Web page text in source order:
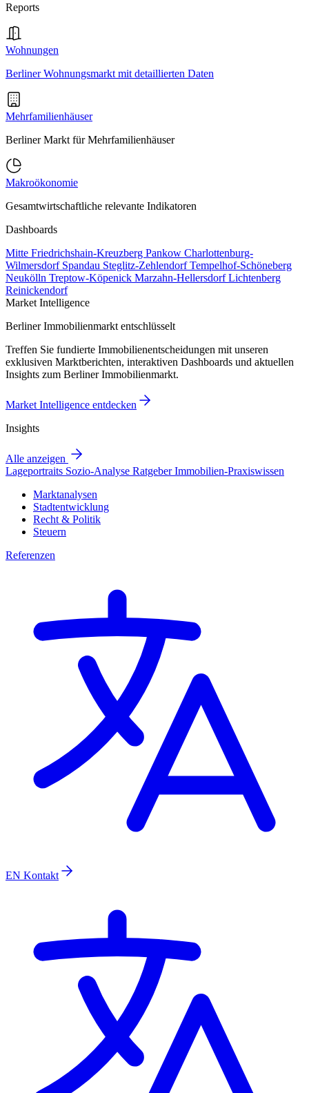
Reports
Wohnungen
Berliner Wohnungsmarkt mit detaillierten Daten
Mehrfamilienhäuser
Berliner Markt für Mehrfamilienhäuser
Makroökonomie
Gesamtwirtschaftliche relevante Indikatoren
Dashboards
Mitte Friedrichshain-Kreuzberg Pankow Charlottenburg-
Wilmersdorf Spandau Steglitz-ZehlendorfTempelhof-Schöneberg
Neukölln Treptow-Köpenick Marzahn-HellersdorfLichtenberg
Reinickendorf
Market Intelligence
Berliner Immobilienmarkt entschlüsselt
Treffen Sie fundierte Immobilienentscheidungen mit unseren
exklusiven Marktberichten, interaktiven Dashboards und aktuellen
Insights zum Berliner Immobilienmarkt.
Market Intelligence entdecken
Insights
Alle anzeigen
Lageportraits Sozio-Analyse RatgeberImmobilien-Praxiswissen
Marktanalysen
Stadtentwicklung
Recht & Politik
Steuern
Referenzen
EN Kontakt